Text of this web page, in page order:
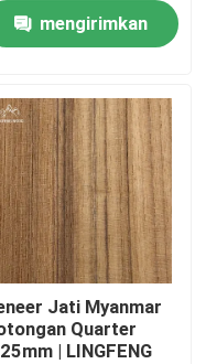
mengirimkan
Jati Myanmar
Quarter
| LINGFENG